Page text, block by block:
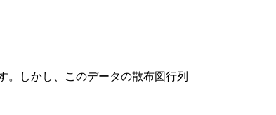
。しかし、このデータの散布図行列